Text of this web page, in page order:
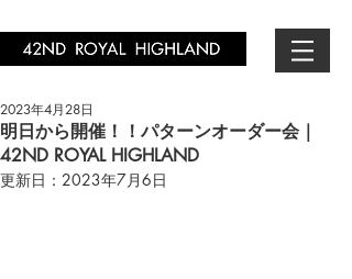
明日から開催！！パターンオーダー会｜
42ND ROYAL HIGHLAND
2023年4月28日
更新日： 2023年7月6日